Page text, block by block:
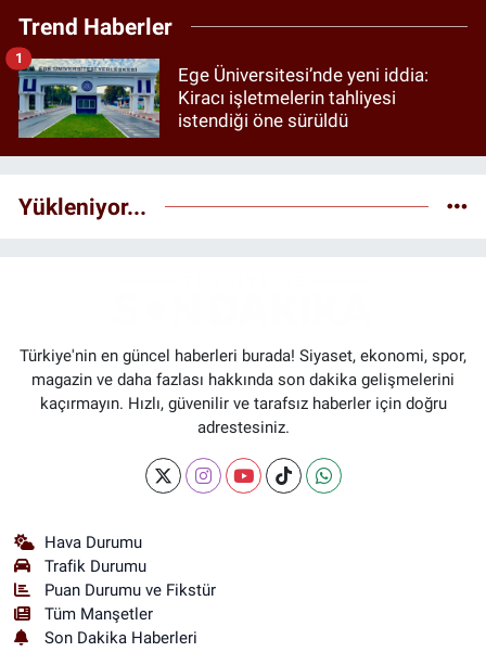
Trend Haberler
Ege Üniversitesi’nde yeni iddia:
Kiracı işletmelerin tahliyesi
istendiği öne sürüldü
1
Yükleniyor...
Türkiye'nin en güncel haberleri burada! Siyaset, ekonomi, spor,
magazin ve daha fazlası hakkında son dakika gelişmelerini
kaçırmayın. Hızlı, güvenilir ve tarafsız haberler için doğru
adrestesiniz.
Hava Durumu
Trafik Durumu
Puan Durumu ve Fikstür
Tüm Manşetler
Son Dakika Haberleri